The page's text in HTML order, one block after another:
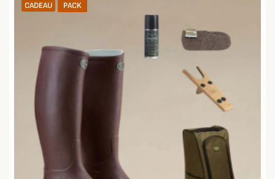
CADEAU PACK